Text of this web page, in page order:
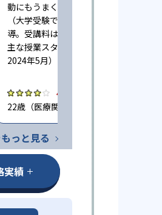
動にもうまく専心することができた
（大学受験で、週に2回程度授業・指
導。受講料は月5,000円程度。利用した
主な授業スタイル：個別。回答時期
2024年5月）
4.0
22歳（医療関係者） / 神奈川県 女性
っと見る
実績